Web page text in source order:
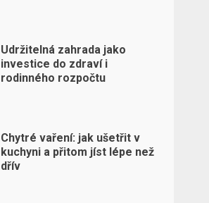
Udržitelná zahrada jako
investice do zdraví i
rodinného rozpočtu
Chytré vaření: jak ušetřit v
kuchyni a přitom jíst lépe než
dřív